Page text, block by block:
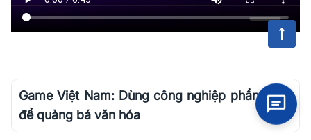
Game Việt Nam: Dùng công nghiệp phần mềm
để quảng bá văn hóa